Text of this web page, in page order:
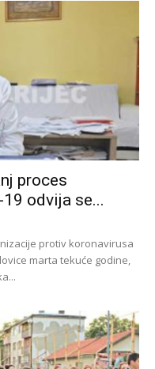
proces
odvija se...
protiv koronavirusa
marta tekuće godine,